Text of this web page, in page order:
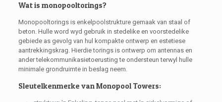
Wat is monopooltorings?
Monopooltorings is enkelpoolstrukture gemaak van staal of
beton. Hulle word wyd gebruik in stedelike en voorstedelike
gebiede as gevolg van hul kompakte ontwerp en estetiese
aantrekkingskrag. Hierdie torings is ontwerp om antennas en
ander telekommunikasietoerusting te ondersteun terwyl hulle
minimale grondruimte in beslag neem.
Sleutelkenmerke van Monopool Towers: